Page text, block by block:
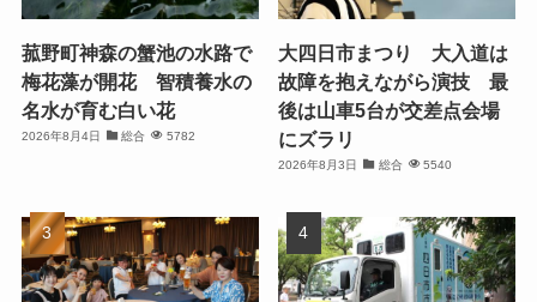
菰野町神森の蟹池の水路で
梅花藻が開花 智積養水の
名水が育む白い花
2026年8月4日 総合 5782
大四日市まつり 大入道は
故障を抱えながら演技 最
後は山車5台が交差点会場
にズラリ
2026年8月3日 総合 5540